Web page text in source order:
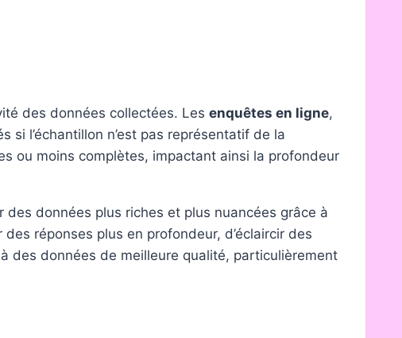
des données collectées. Les enquêtes en ligne,
l’échantillon n’est pas représentatif de la
ou moins complètes, impactant ainsi la profondeur
données plus riches et plus nuancées grâce à
réponses plus en profondeur, d’éclaircir des
des données de meilleure qualité, particulièrement